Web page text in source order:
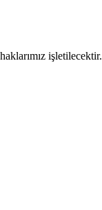
işletilecektir.